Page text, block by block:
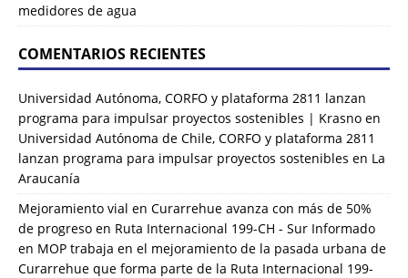
medidores de agua
COMENTARIOS RECIENTES
Universidad Autónoma, CORFO y plataforma 2811 lanzan
programa para impulsar proyectos sostenibles | Krasno en
Universidad Autónoma de Chile, CORFO y plataforma 2811
lanzan programa para impulsar proyectos sostenibles en La
Araucanía
Mejoramiento vial en Curarrehue avanza con más de 50%
de progreso en Ruta Internacional 199-CH - Sur Informado
en MOP trabaja en el mejoramiento de la pasada urbana de
Curarrehue que forma parte de la Ruta Internacional 199-